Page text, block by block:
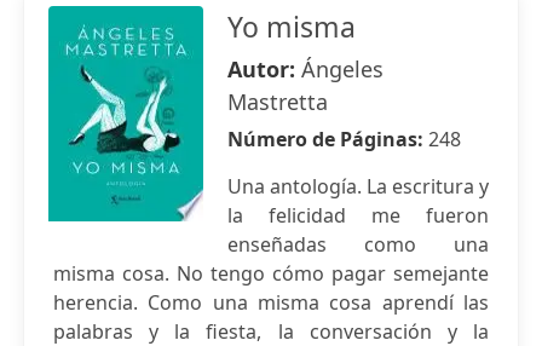
Yo misma
Autor: Ángeles
Mastretta
Número de Páginas: 248
Una antología. La escritura y
la felicidad me fueron
enseñadas como una
misma cosa. No tengo cómo pagar semejante
herencia. Como una misma cosa aprendí las
palabras y la fiesta, la conversación y la